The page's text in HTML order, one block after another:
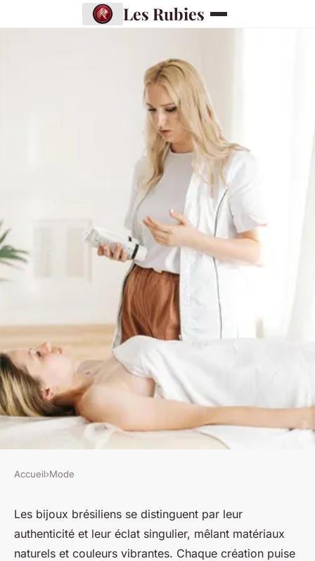
Les Rubies
Découvrez les trésors
captivants des bijoux du brésil
Accueil›Mode
Les bijoux brésiliens se distinguent par leur
authenticité et leur éclat singulier, mêlant matériaux
naturels et couleurs vibrantes. Chaque création puise